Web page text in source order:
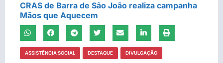
CRAS de Barra de São João realiza campanha
Mãos que Aquecem
ASSISTÊNCIA SOCIAL DESTAQUE DIVULGAÇÃO